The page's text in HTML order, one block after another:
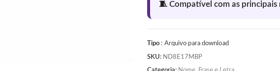
Tipo : Arquivo para download
SKU: ND8E17MBP